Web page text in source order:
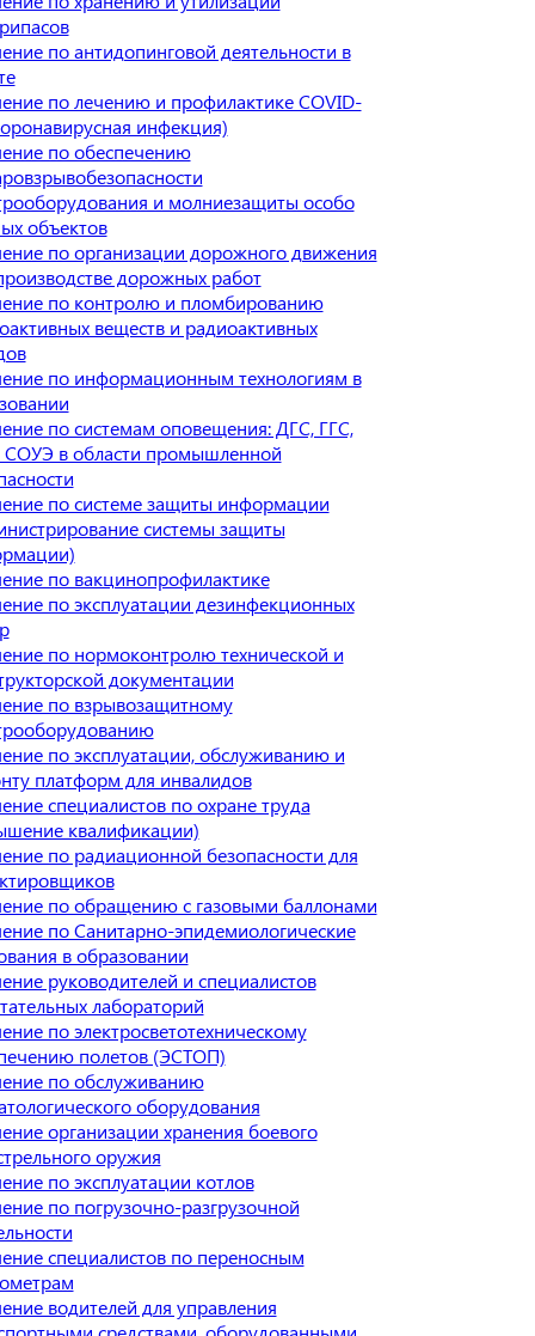
по антидопинговой деятельности в
по лечению и профилактике COVID-
инфекция)
по обеспечению
и молниезащиты особо
объектов
по организации дорожного движения
дорожных работ
по контролю и пломбированию
веществ и радиоактивных
по информационным технологиям в
по системам оповещения: ДГС, ГГС,
в области промышленной
по системе защиты информации
системы защиты
по вакцинопрофилактике
по эксплуатации дезинфекционных
по нормоконтролю технической и
документации
по взрывозащитному
по эксплуатации, обслуживанию и
платформ для инвалидов
специалистов по охране труда
квалификации)
по радиационной безопасности для
по обращению с газовыми баллонами
по Санитарно-эпидемиологические
в образовании
руководителей и специалистов
лабораторий
по электросветотехническому
полетов (ЭСТОП)
по обслуживанию
оборудования
организации хранения боевого
оружия
по эксплуатации котлов
по погрузочно-разгрузочной
специалистов по переносным
водителей для управления